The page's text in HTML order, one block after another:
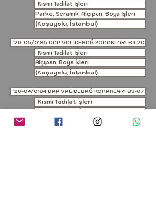
Kısmi Tadilat İşleri
Parke, Seramik, Alçıpan, Boya İşleri
(Koşuyolu, İstanbul)
'20-05/0185 DAP VALİDEBAĞ KONAKLARI B4-20
Kısmi Tadilat İşleri
Alçıpan, Boya İşleri
(Koşuyolu, İstanbul)
'20-04/0184 DAP VALİDEBAĞ KONAKLARI B3-07
Kısmi Tadilat İşleri
Alçıpan, Boya İşleri
(Koşuyolu, İstanbul)